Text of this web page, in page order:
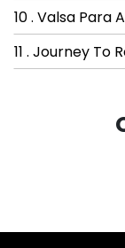
10 . Valsa Para
11 . Journey To